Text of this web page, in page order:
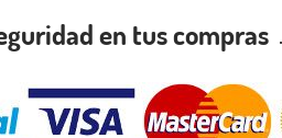
en tus compras